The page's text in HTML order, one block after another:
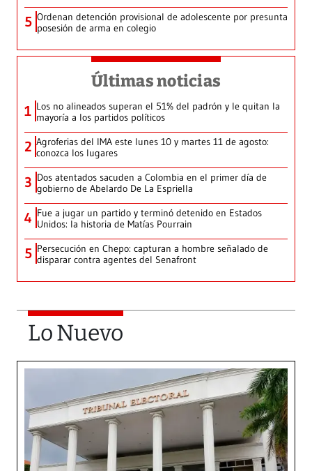
5 Ordenan detención provisional de adolescente por presunta
posesión de arma en colegio
Últimas noticias
1 Los no alineados superan el 51% del padrón y le quitan la
mayoría a los partidos políticos
2 Agroferias del IMA este lunes 10 y martes 11 de agosto:
conozca los lugares
3 Dos atentados sacuden a Colombia en el primer día de
gobierno de Abelardo De La Espriella
4 Fue a jugar un partido y terminó detenido en Estados
Unidos: la historia de Matías Pourrain
5 Persecución en Chepo: capturan a hombre señalado de
disparar contra agentes del Senafront
Lo Nuevo